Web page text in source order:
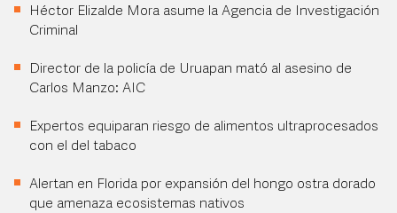
Héctor Elizalde Mora asume la Agencia de Investigación
Criminal
Director de la policía de Uruapan mató al asesino de
Carlos Manzo: AIC
Expertos equiparan riesgo de alimentos ultraprocesados
con el del tabaco
Alertan en Florida por expansión del hongo ostra dorado
que amenaza ecosistemas nativos